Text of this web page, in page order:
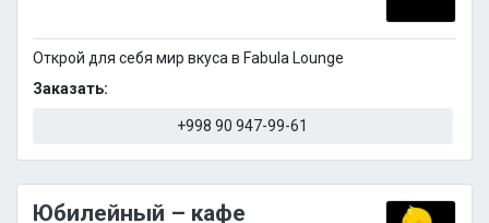
Открой для себя мир вкуса в Fabula Lounge
Заказать:
+998 90 947-99-61
Юбилейный – кафе